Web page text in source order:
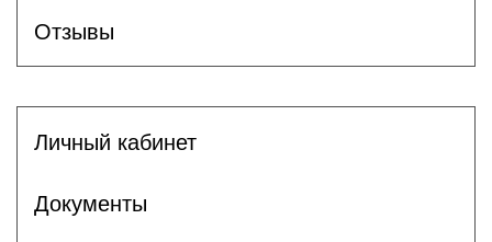
Отзывы
Личный кабинет
Документы